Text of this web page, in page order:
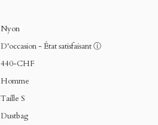
Nyon
D'occasion - État satisfaisantⓘ
440-CHF
Homme
Taille S
Dustbag